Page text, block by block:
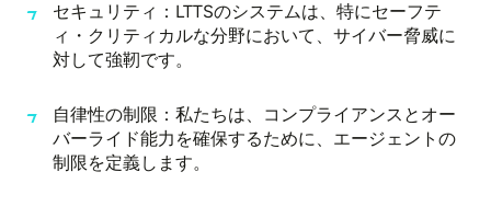
セキュリティ：LTTSのシステムは、特にセーフテ
ィ・クリティカルな分野において、サイバー脅威に
対して強靭です。
自律性の制限：私たちは、コンプライアンスとオー
バーライド能力を確保するために、エージェントの
制限を定義します。